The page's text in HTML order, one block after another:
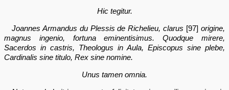
Hic tegitur.
Joannes Armandus du Plessis de Richelieu, clarus [97] origine,
magnus ingenio, fortuna eminentisimus. Quodque mirere,
Sacerdos in castris, Theologus in Aula, Episcopus sine plebe,
Cardinalis sine titulo, Rex sine nomine.
Unus tamen omnia.